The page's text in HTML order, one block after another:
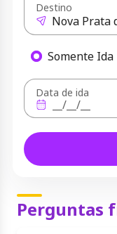
Somente Ida
Destino
Data de ida
Perguntas